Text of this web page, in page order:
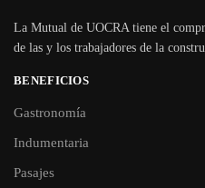
La Mutual de UOCRA tiene el
de las y los trabajadores de la
BENEFICIOS
Gastronomía
Indumentaria
Pasajes